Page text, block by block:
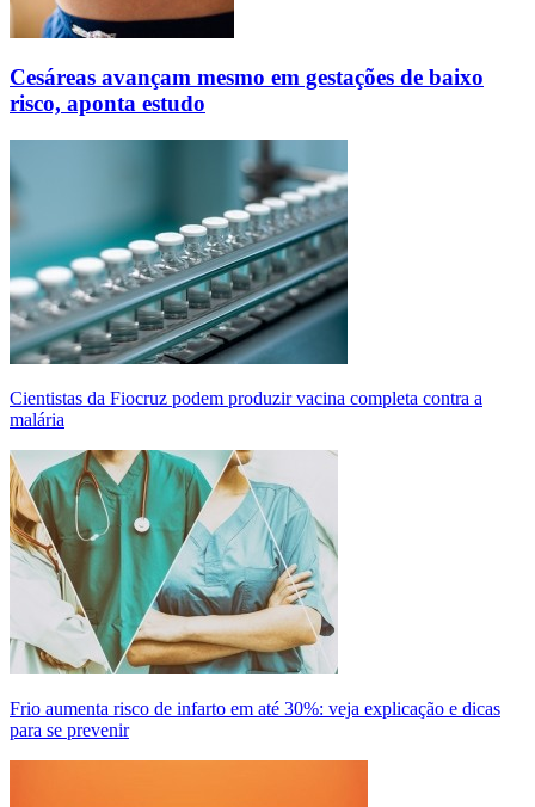
Cesáreas avançam mesmo em gestações de baixo
risco, aponta estudo
Cientistas da Fiocruz podem produzir vacina completa contra a
malária
Frio aumenta risco de infarto em até 30%: veja explicação e dicas
para se prevenir